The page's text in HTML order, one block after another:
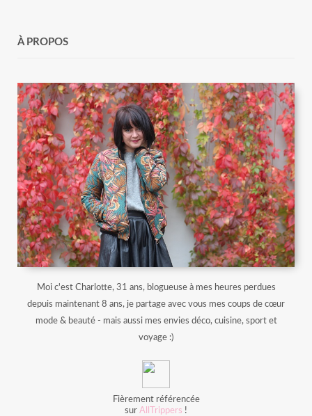
À PROPOS
Moi c'est Charlotte, 31 ans, blogueuse à mes heures perdues
depuis maintenant 8 ans, je partage avec vous mes coups de cœur
mode & beauté - mais aussi mes envies déco, cuisine, sport et
voyage :)
Fièrement référencée
sur AllTrippers !